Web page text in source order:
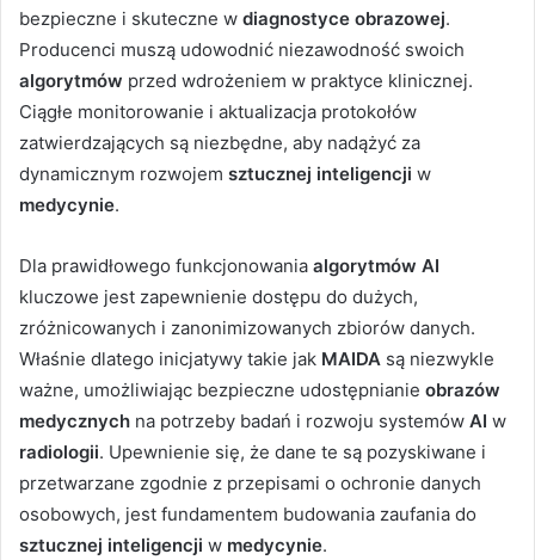
bezpieczne i skuteczne w diagnostyce obrazowej.
Producenci muszą udowodnić niezawodność swoich
algorytmów przed wdrożeniem w praktyce klinicznej.
Ciągłe monitorowanie i aktualizacja protokołów
zatwierdzających są niezbędne, aby nadążyć za
dynamicznym rozwojem sztucznej inteligencji w
medycynie.
Dla prawidłowego funkcjonowania algorytmów AI
kluczowe jest zapewnienie dostępu do dużych,
zróżnicowanych i zanonimizowanych zbiorów danych.
Właśnie dlatego inicjatywy takie jak MAIDA są niezwykle
ważne, umożliwiając bezpieczne udostępnianie obrazów
medycznych na potrzeby badań i rozwoju systemów AI w
radiologii. Upewnienie się, że dane te są pozyskiwane i
przetwarzane zgodnie z przepisami o ochronie danych
osobowych, jest fundamentem budowania zaufania do
sztucznej inteligencji w medycynie.